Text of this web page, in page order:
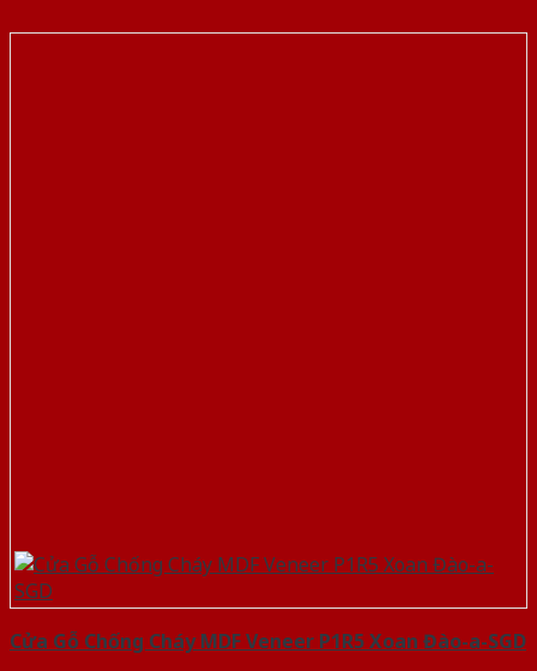
Cửa Gỗ Chống Cháy MDF Veneer P1R5 Xoan Đào-a-SGD